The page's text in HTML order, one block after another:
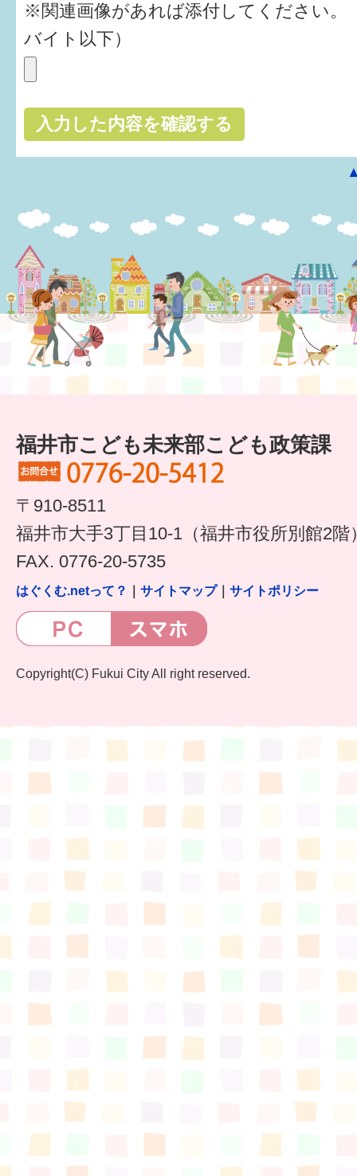
※関連画像があれば添付してください。
バイト以下）
福井市こども未来部こども政策課
〒910-8511
福井市大手3丁目10-1（福井市役所別館2階
FAX. 0776-20-5735
はぐくむ.netって？ サイトマップ｜ サイトポリシー
Copyright(C) Fukui City All right reserved.
なるほどコラム
メールマガジン
はぐくむ.net相談コーナー
みんなの知恵袋
食育
福井市図書館オススメの本
お出かけ情報
病気・けが 基本情報
パパもママも子育て
ソーシャルメディア
すまいるサポート行事案内